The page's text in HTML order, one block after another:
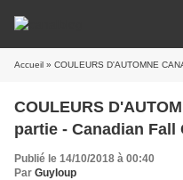
Accueil » COULEURS D'AUTOMNE
COULEURS
partie - Canadian Fall
Publié le 14/10/2018 à 00:40
Par Guyloup